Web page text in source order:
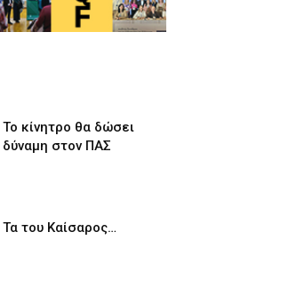
Το κίνητρο θα δώσει
δύναμη στον ΠΑΣ
Τα του Καίσαρος…